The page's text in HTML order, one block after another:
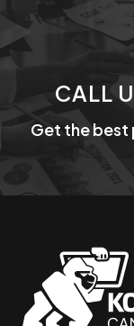
CALL
Get the best